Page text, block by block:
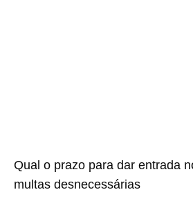
Qual o prazo para dar entrada
multas desnecessárias